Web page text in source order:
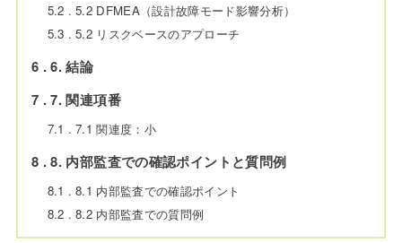
5.2
5.2 DFMEA（設計故障モード影響分析）
5.3
5.2 リスクベースのアプローチ
6
6. 結論
7
7. 関連項番
7.1 7.1 関連度：小
8 8. 内部監査での確認ポイントと質問例
8.1
8.1 内部監査での確認ポイント
8.2
8.2 内部監査での質問例